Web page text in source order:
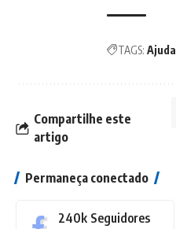
TAGS: Ajuda
Compartilhe este
artigo
Permaneça conectado
240k Seguidores